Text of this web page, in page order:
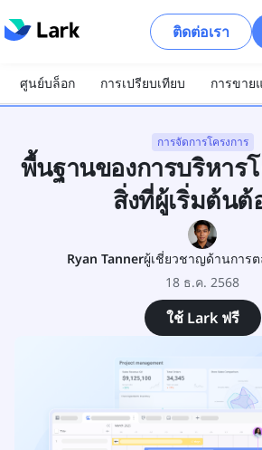
ติดต่อเรา
ศูนย์บล็อก การเปรียบเทียบ การขาย
การจัดการโครงการ
พื้นฐานของการบริหาร
สิ่งที่ผู้เริ่มต้นต้
Ryan Tannerผู้เชี่ยวชาญด้านการ
18 ธ.ค. 2568
ใช้ Lark ฟรี